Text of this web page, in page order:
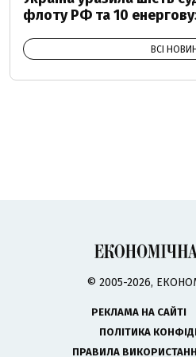
флоту РФ та 10
ВСІ
© 2005-2026,
РЕКЛАМА НА САЙТІ
ПОЛІТИКА
ПРАВИЛА